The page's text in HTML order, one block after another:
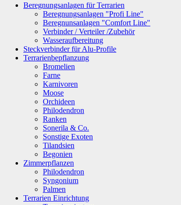
Beregnungsanlagen für Terrarien
Beregnungsanlagen "Profi Line"
Beregnunsanlagen "Comfort Line"
Verbinder / Verteiler /Zubehör
Wasseraufbereitung
Steckverbinder für Alu-Profile
Terrarienbepflanzung
Bromelien
Farne
Karnivoren
Moose
Orchideen
Philodendron
Ranken
Sonerila & Co.
Sonstige Exoten
Tilandsien
Begonien
Zimmerpflanzen
Philodendron
Syngonium
Palmen
Terrarien Einrichtung